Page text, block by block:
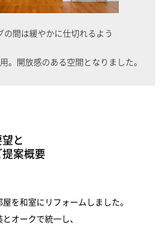
の間は緩やかに仕切れるよう
。開放感のある空間となりました。
と
提案概要
を和室にリフォームしました。
オークで統一し、